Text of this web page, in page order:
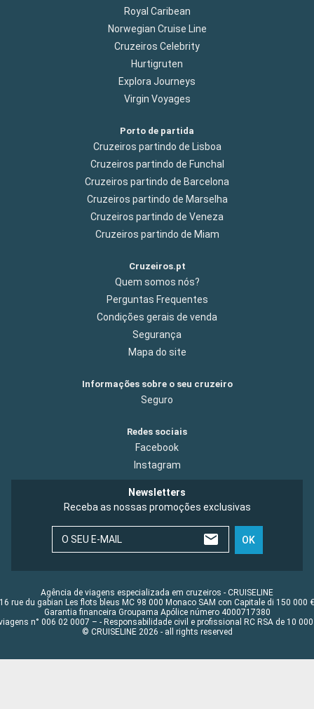
Royal Caribean
Norwegian Cruise Line
Cruzeiros Celebrity
Hurtigruten
Explora Journeys
Virgin Voyages
Porto de partida
Cruzeiros partindo de Lisboa
Cruzeiros partindo de Funchal
Cruzeiros partindo de Barcelona
Cruzeiros partindo de Marselha
Cruzeiros partindo de Veneza
Cruzeiros partindo de Miam
Cruzeiros.pt
Quem somos nós?
Perguntas Frequentes
Condições gerais de venda
Segurança
Mapa do site
Informações sobre o seu cruzeiro
Seguro
Redes sociais
Facebook
Instagram
Newsletters
Receba as nossas promoções exclusivas
O SEU E-MAIL OK
Agência de viagens especializada em cruzeiros - CRUISELINE
16 rue du gabian Les flots bleus MC 98 000 Monaco SAM con Capitale di 150 000 €
Garantia financeira Groupama Apólice número 4000717380
n° 006 02 0007 – - Responsabilidade civil e profissional RC RSA de 10 000
© CRUISELINE 2026 - all rights reserved